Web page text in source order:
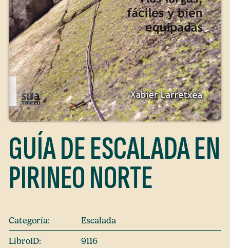
GUÍA DE ESCALADA EN
PIRINEO NORTE
Categoría:
Escalada
LibroID:
9116